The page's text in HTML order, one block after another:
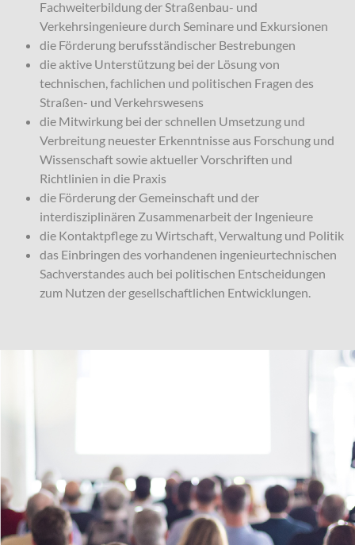
Fachweiterbildung der Straßenbau- und
Verkehrsingenieure durch Seminare und Exkursionen
die Förderung berufsständischer Bestrebungen
die aktive Unterstützung bei der Lösung von
technischen, fachlichen und politischen Fragen des
Straßen- und Verkehrswesens
die Mitwirkung bei der schnellen Umsetzung und
Verbreitung neuester Erkenntnisse aus Forschung und
Wissenschaft sowie aktueller Vorschriften und
Richtlinien in die Praxis
die Förderung der Gemeinschaft und der
interdisziplinären Zusammenarbeit der Ingenieure
die Kontaktpflege zu Wirtschaft, Verwaltung und Politik
das Einbringen des vorhandenen ingenieurtechnischen
Sachverstandes auch bei politischen Entscheidungen
zum Nutzen der gesellschaftlichen Entwicklungen.